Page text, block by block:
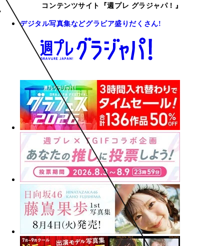
コンテンツサイト『週プレ グラジャパ！』
デジタル写真集などグラビア盛りだくさん!